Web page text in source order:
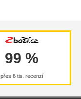
99 %
přes 6 tis. recenzí